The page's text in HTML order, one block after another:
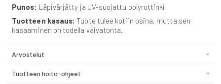
Punos: Läpivärjätty ja UV-suojattu polyrottinki
Tuotteen kasaus: Tuote tulee kotiin osina, mutta sen
kasaaminen on todella vaivatonta.
Arvostelut
Tuotteen hoito-ohjeet